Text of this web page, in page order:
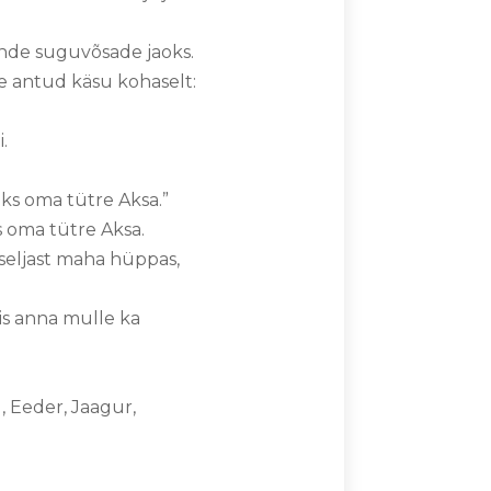
suguvõsade jaoks.
antud käsu kohaselt:
oma tütre Aksa.”
oma tütre Aksa.
maha hüppas,
anna mulle ka
Eeder, Jaagur,